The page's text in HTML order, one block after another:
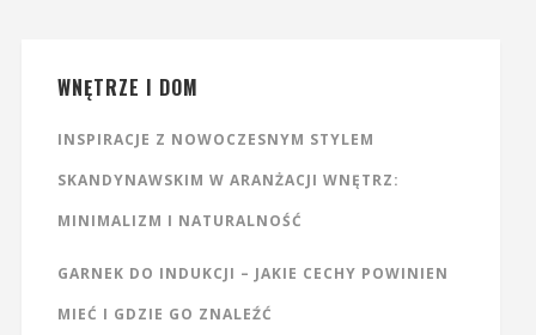
WNĘTRZE I DOM
INSPIRACJE Z NOWOCZESNYM STYLEM
SKANDYNAWSKIM W ARANŻACJI WNĘTRZ:
MINIMALIZM I NATURALNOŚĆ
GARNEK DO INDUKCJI – JAKIE CECHY POWINIEN
MIEĆ I GDZIE GO ZNALEŹĆ